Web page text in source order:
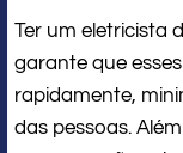
Ter um eletricista
garante que
rapidamente,
das pessoas.